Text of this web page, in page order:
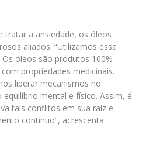
tratar a ansiedade, os óleos
aliados. “Utilizamos essa
óleos são produtos 100%
propriedades medicinais.
liberar mecanismos no
mental e físico. Assim, é
tais conflitos em sua raiz e
contínuo”, acrescenta.